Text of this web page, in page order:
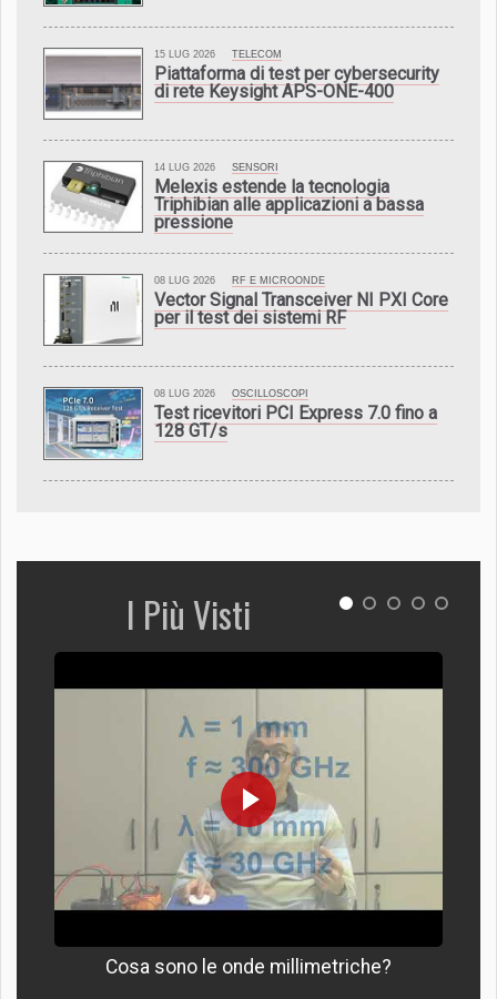
15 LUG 2026 TELECOM
Piattaforma di test per cybersecurity
di rete Keysight APS-ONE-400
14 LUG 2026 SENSORI
Melexis estende la tecnologia
Triphibian alle applicazioni a bassa
pressione
08 LUG 2026 RF E MICROONDE
Vector Signal Transceiver NI PXI Core
per il test dei sistemi RF
08 LUG 2026 OSCILLOSCOPI
Test ricevitori PCI Express 7.0 fino a
128 GT/s
I Più Visti
Cosa sono le onde millimetriche?